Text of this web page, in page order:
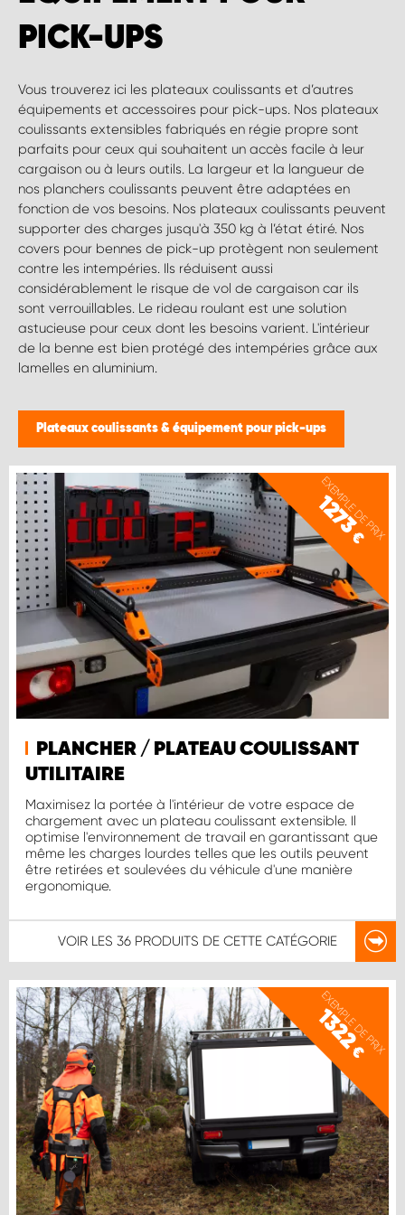
PICK-UPS
Vous trouverez ici les plateaux coulissants et d’autres
équipements et accessoires pour pick-ups. Nos plateaux
coulissants extensibles fabriqués en régie propre sont
parfaits pour ceux qui souhaitent un accès facile à leur
cargaison ou à leurs outils. La largeur et la langueur de
nos planchers coulissants peuvent être adaptées en
fonction de vos besoins. Nos plateaux coulissants peuvent
supporter des charges jusqu'à 350 kg à l’état étiré. Nos
covers pour bennes de pick-up protègent non seulement
contre les intempéries. Ils réduisent aussi
considérablement le risque de vol de cargaison car ils
sont verrouillables. Le rideau roulant est une solution
astucieuse pour ceux dont les besoins varient. L'intérieur
de la benne est bien protégé des intempéries grâce aux
lamelles en aluminium.
Plateaux coulissants & équipement pour pick-ups
EXEMPLE DE PRIX
1273
€
PLANCHER / PLATEAU COULISSANT
UTILITAIRE
Maximisez la portée à l'intérieur de votre espace de
chargement avec un plateau coulissant extensible. Il
optimise l'environnement de travail en garantissant que
même les charges lourdes telles que les outils peuvent
être retirées et soulevées du véhicule d'une manière
ergonomique.
VOIR LES 36 PRODUITS DE CETTE CATÉGORIE
EXEMPLE DE PRIX
1322
€